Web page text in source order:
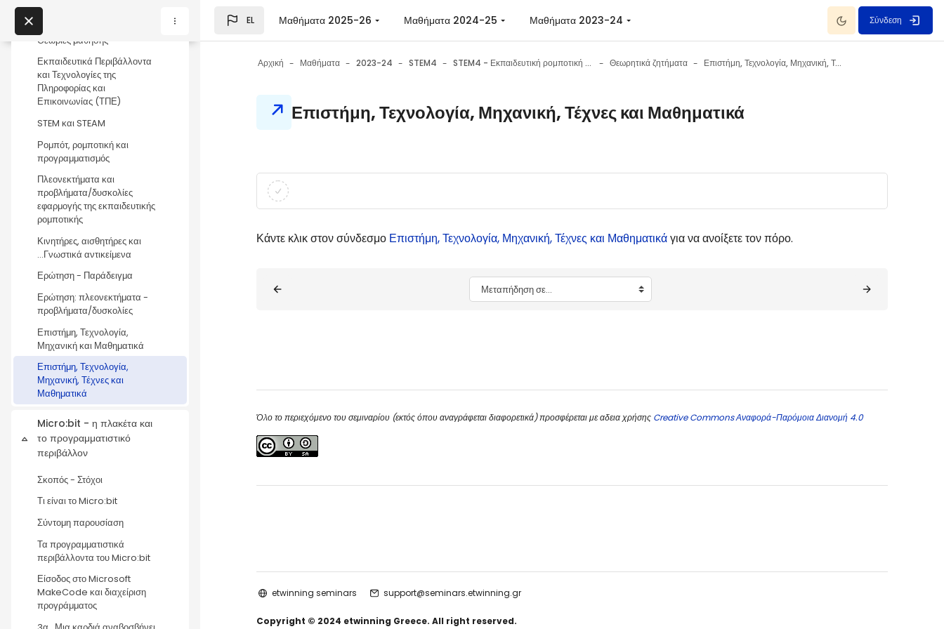
ΜπλοκMy Courses
Μπλοκ
Θεωρίες μάθησης
Εκπαιδευτικά Περιβάλλοντα
και Τεχνολογίες της
Πληροφορίας και
Επικοινωνίας (ΤΠΕ)
STEM και STEAM
Ρομπότ, ρομποτική και
προγραμματισμός
Πλεονεκτήματα και
προβλήματα/δυσκολίες
εφαρμογής της εκπαιδευτικής
ρομποτικής
Κινητήρες, αισθητήρες και
...Γνωστικά αντικείμενα
Ερώτηση - Παράδειγμα
Ερώτηση: πλεονεκτήματα -
προβλήματα/δυσκολίες
Επιστήμη, Τεχνολογία,
Μηχανική και Μαθηματικά
Επιστήμη, Τεχνολογία,
Μηχανική, Τέχνες και
Μαθηματικά
Σύμπτυξη
Micro:bit - η πλακέτα και
το προγραμματιστικό
περιβάλλον
Σκοπός - Στόχοι
Τι είναι το Micro:bit
Σύντομη παρουσίαση
Τα προγραμματιστικά
περιβάλλοντα του Micro:bit
Είσοδος στο Microsoft
MakeCode και διαχείριση
προγράμματος
EL Μαθήματα 2025-26 Μαθήματα 2024-25 Μαθήματα 2023-24 Dark Mode
Σύνδεση
Αρχική Μαθήματα 2023-24 STEM4 STEM4 - Εκπαιδευτική ρομποτική με το Micro:bit Θεωρητικά ζητήματα Επιστήμη, Τεχνολογία, Μηχανική, Τέχνες και Μαθηματικά
ΜπλοκΕπιστήμη, Τεχνολογία, Μηχανική, Τέχνες και Μαθηματικά
Μπλοκ
Απαιτήσεις ολοκλήρωσης
Κάντε κλικ στον σύνδεσμο Επιστήμη, Τεχνολογία, Μηχανική, Τέχνες και Μαθηματικάγια να ανοίξετε τον πόρο.
Μπλοκ Μεταπήδηση σε...
Όλο το περιεχόμενο του σεμιναρίου (εκτός όπου αναγράφεται διαφορετικά) προσφέρεται με αδεια χρήσης Creative Commons Αναφορά-Παρόμοια Διανομή 4.0
etwinning seminars support@seminars.etwinning.gr
Copyright © 2024 etwinning Greece. All right reserved.